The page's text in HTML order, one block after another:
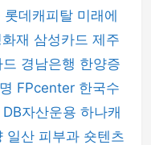
롯데캐피탈 미래에
재 삼성카드 제주
경남은행 한양증
FPcenter 한국수
DB자산운용 하나캐
일산 피부과 숏텐츠